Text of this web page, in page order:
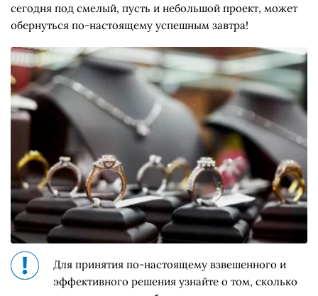
сегодня под смелый, пусть и небольшой проект, может
обернуться по-настоящему успешным завтра!
Для принятия по-настоящему взвешенного и
эффективного решения узнайте о том, сколько